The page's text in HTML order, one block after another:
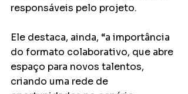
responsáveis pelo projeto.
Ele destaca, ainda, “a importância
do formato colaborativo, que abre
espaço para novos talentos,
criando uma rede de